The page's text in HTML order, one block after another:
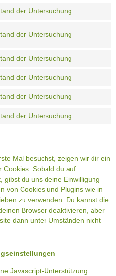
der Untersuchung
der Untersuchung
der Untersuchung
der Untersuchung
der Untersuchung
der Untersuchung
Mal besuchst, zeigen wir dir ein
Cookies. Sobald du auf
gibst du uns deine Einwilligung
von Cookies und Plugins wie in
zu verwenden. Du kannst die
Browser deaktivieren, aber
dann unter Umständen nicht
Javascript-Unterstützung